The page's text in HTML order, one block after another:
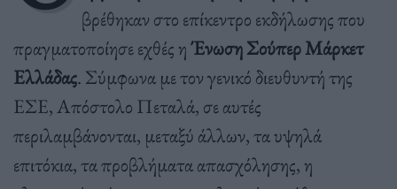
βρέθηκαν στο επίκεντρο εκδήλωσης που
πραγματοποίησε εχθές ηΈνωση Σούπερ Μάρκετ
Ελλάδας. Σύμφωνα με τον γενικό διευθυντή της
ΕΣΕ, Απόστολο Πεταλά, σε αυτές
περιλαμβάνονται, μεταξύ άλλων, τα υψηλά
επιτόκια, τα προβλήματα απασχόλησης, η